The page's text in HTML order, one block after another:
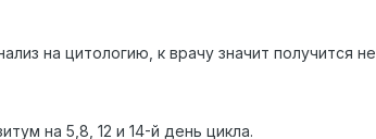
на цитологию, к врачу значит получится
на 5,8, 12 и 14-й день цикла.